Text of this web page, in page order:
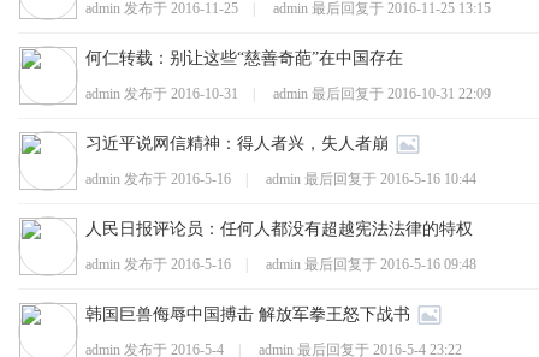
admin 发布于 2016-11-25 admin 最后回复于 2016-11-25 13:15
何仁转载：别让这些“慈善奇葩”在中国存在
admin 发布于 2016-10-31 admin 最后回复于 2016-10-31 22:09
习近平说网信精神：得人者兴，失人者崩
admin 发布于 2016-5-16 admin 最后回复于 2016-5-16 10:44
人民日报评论员：任何人都没有超越宪法法律的特权
admin 发布于 2016-5-16 admin 最后回复于 2016-5-16 09:48
韩国巨兽侮辱中国搏击 解放军拳王怒下战书
admin 发布于 2016-5-4 admin 最后回复于 2016-5-4 23:22